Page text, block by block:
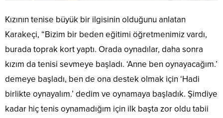
Kızının tenise büyük bir ilgisinin olduğunu anlatan
Karakeçi, “Bizim bir beden eğitimi öğretmenimiz vardı,
burada toprak kort yaptı. Orada oynadılar, daha sonra
kızım da tenisi sevmeye başladı. ‘Anne ben oynayacağım.’
demeye başladı, ben de ona destek olmak için ‘Hadi
birlikte oynayalım.’ dedim ve oynamaya başladık. Şimdiye
kadar hiç tenis oynamadığım için ilk başta zor oldu tabii